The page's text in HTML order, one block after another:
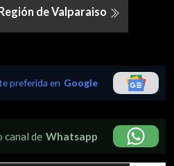
de Valparaiso
preferida en Google
canal de Whatsapp